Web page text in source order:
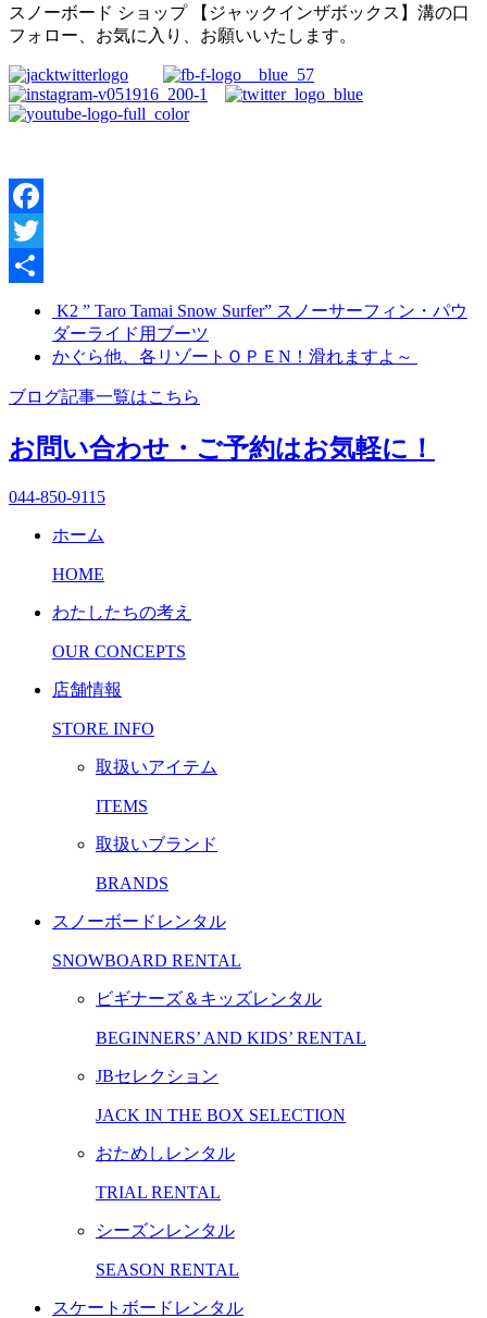
スノーボード ショップ 【ジャックインザボックス】溝の口
フォロー、お気に入り、お願いいたします。
Facebook
Twitter
K2 ” Taro Tamai Snow Surfer” スノーサーフィン・パウ
ダーライド用ブーツ
かぐら他、各リゾートＯＰＥN！滑れますよ～
ブログ記事一覧はこちら
お問い合わせ・ご予約はお気軽に！
044-850-9115
ホーム
HOME
わたしたちの考え
OUR CONCEPTS
店舗情報
STORE INFO
取扱いアイテム
ITEMS
取扱いブランド
BRANDS
スノーボードレンタル
SNOWBOARD RENTAL
ビギナーズ＆キッズレンタル
BEGINNERS’ AND KIDS’ RENTAL
JBセレクション
JACK IN THE BOX SELECTION
おためしレンタル
TRIAL RENTAL
シーズンレンタル
SEASON RENTAL
スケートボードレンタル